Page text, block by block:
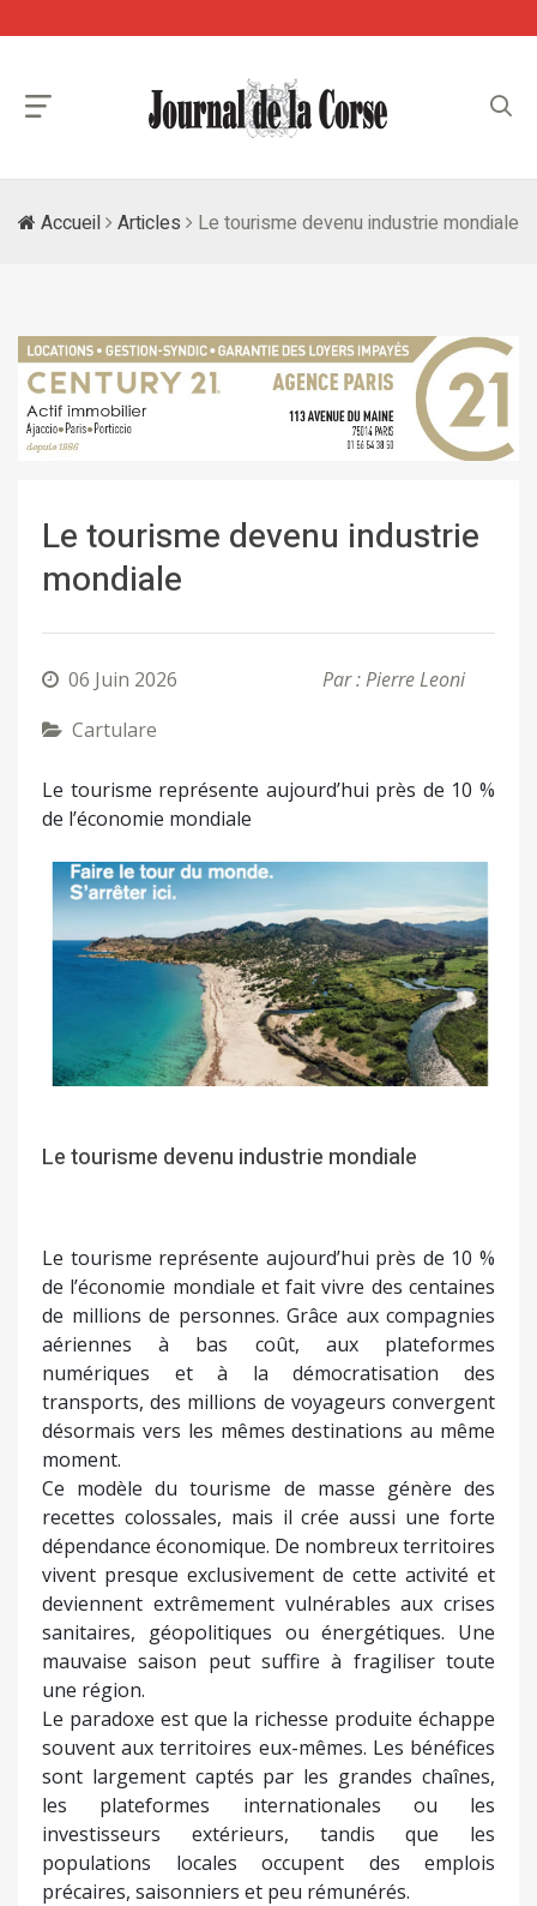
Accueil Articles Le tourisme devenu industrie mondiale
Le tourisme devenu industrie
mondiale
06 Juin 2026
Par : Pierre Leoni
Cartulare
Le tourisme représente aujourd’hui près de 10 %
de l’économie mondiale
Le tourisme devenu industrie mondiale
Le tourisme représente aujourd’hui près de 10 %
de l’économie mondiale et fait vivre des centaines
de millions de personnes. Grâce aux compagnies
aériennes à bas coût, aux plateformes
numériques et à la démocratisation des
transports, des millions de voyageurs convergent
désormais vers les mêmes destinations au même
moment.
Ce modèle du tourisme de masse génère des
recettes colossales, mais il crée aussi une forte
dépendance économique. De nombreux territoires
vivent presque exclusivement de cette activité et
deviennent extrêmement vulnérables aux crises
sanitaires, géopolitiques ou énergétiques. Une
mauvaise saison peut suffire à fragiliser toute
une région.
Le paradoxe est que la richesse produite échappe
souvent aux territoires eux-mêmes. Les bénéfices
sont largement captés par les grandes chaînes,
les plateformes internationales ou les
investisseurs extérieurs, tandis que les
populations locales occupent des emplois
précaires, saisonniers et peu rémunérés.